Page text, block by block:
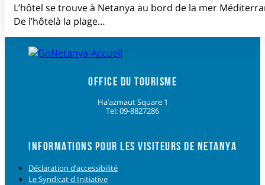
L’hôtel se trouve à Netanya au bord de la mer
De l’hôtelà la plage…
OFFICE DU TOURISME
Ha’azmaut Square 1
Tel: 09-8827286
INFORMATIONS POUR LES VISITEURS DE NETANYA
Déclaration d’accessibilité
Le Syndicat d Initiative